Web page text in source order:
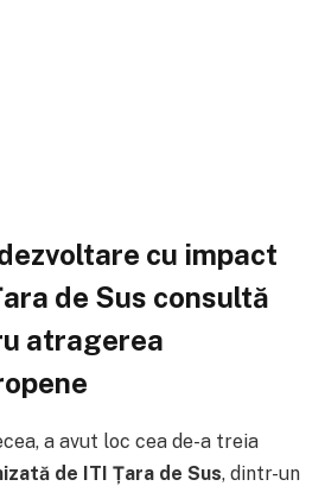
cu impact
de Sus consultă
atragerea
a avut loc cea de-a treia
de ITI Țara de Sus, dintr-un